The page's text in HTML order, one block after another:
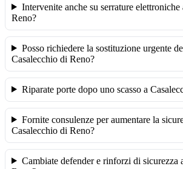
Intervenite anche su serrature elettroniche
Reno?
Posso richiedere la sostituzione urgente
Casalecchio di Reno?
Riparate porte dopo uno scasso a
Fornite consulenze per aumentare la
Casalecchio di Reno?
Cambiate defender e rinforzi di sicurezza